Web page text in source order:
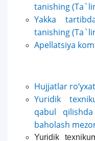
tanishing
Yakka
tanishing
Apellatsiya
Hujjatlar
Yuridik
qabul
baholash
Yuridik